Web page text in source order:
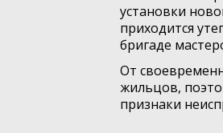
установки
приходится
бригаде
От
жильцов,
признаки